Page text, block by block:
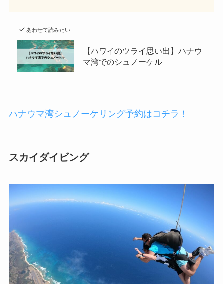
あわせて読みたい
【ハワイのツライ思い出】ハナウ
マ湾でのシュノーケル
ハナウマ湾シュノーケリング予約はコチラ！
スカイダイビング